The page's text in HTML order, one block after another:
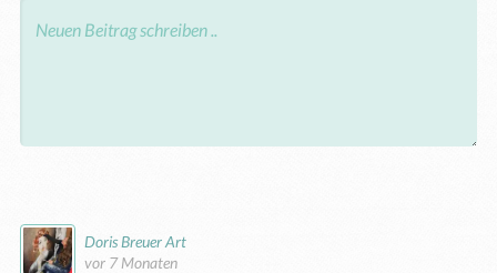
Doris Breuer Art
vor 7 Monaten